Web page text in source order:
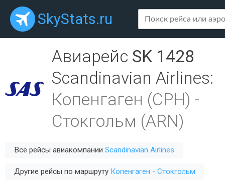
SkyStats.ru
Авиарейс SK 1428
Scandinavian Airlines:
Копенгаген (CPH) -
Стокгольм (ARN)
Все рейсы авиакомпании Scandinavian Airlines
Другие рейсы по маршруту Копенгаген - Стокгольм